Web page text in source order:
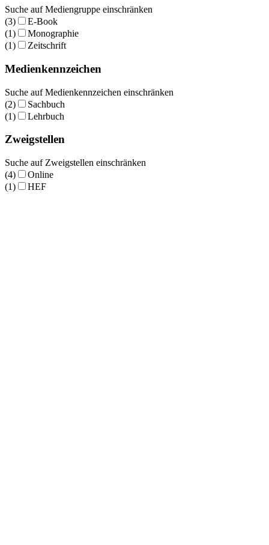
Suche auf Mediengruppe einschränken
(3)
E-Book
(1)
Monographie
(1)
Zeitschrift
Medienkennzeichen
Suche auf Medienkennzeichen einschränken
(2)
Sachbuch
(1)
Lehrbuch
Zweigstellen
Suche auf Zweigstellen einschränken
(4)
Online
(1)
HEF